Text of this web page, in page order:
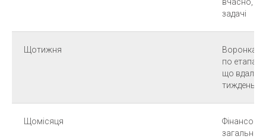
задачі
Щотижня
Воронка
по
що
тиждень
Щомісяця
Фінансові
загальна